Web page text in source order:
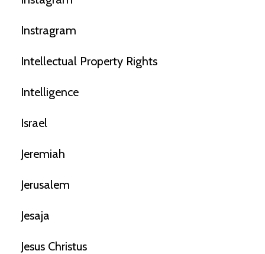
Instragram
Intellectual Property Rights
Intelligence
Israel
Jeremiah
Jerusalem
Jesaja
Jesus Christus